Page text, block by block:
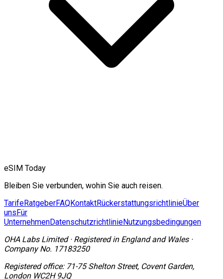
eSIM Today
Bleiben Sie verbunden, wohin Sie auch reisen.
TarifeRatgeberFAQKontaktRückerstattungsrichtlinieÜber
uns Für
UnternehmenDatenschutzrichtlinieNutzungsbedingungen
OHA Labs Limited· Registered in England and Wales·
Company No. 17183250
Registered office: 71-75 Shelton Street, Covent Garden,
London WC2H 9JQ